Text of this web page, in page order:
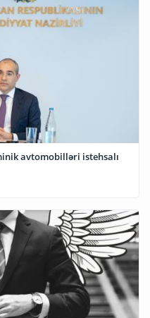
avtomobilləri istehsalı